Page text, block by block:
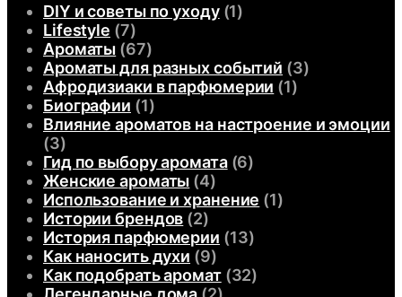
DIY и советы по уходу(1)
Lifestyle (7)
Ароматы (67)
Ароматы для разных событий (3)
Афродизиаки в парфюмерии (1)
Биографии (1)
Влияние ароматов на настроение и эмоции
(3)
Гид по выбору аромата(6)
Женские ароматы (4)
Использование и хранение (1)
Истории брендов (2)
История парфюмерии (13)
Как наносить духи (9)
Как подобрать аромат(32)